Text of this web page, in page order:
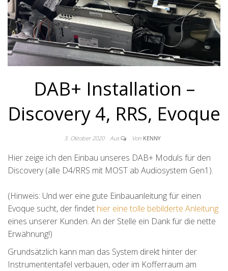
DAB+ Installation –
Discovery 4, RRS, Evoque
3. Oktober 2020 Aus Von KENNY
Hier zeige ich den Einbau unseres DAB+ Moduls für den
Discovery (alle D4/RRS mit MOST ab Audiosystem Gen1).
(Hinweis: Und wer eine gute Einbauanleitung für einen
Evoque sucht, der findet hier eine tolle bebilderte Anleitung
eines unserer Kunden. An der Stelle ein Dank für die nette
Erwähnung!)
Grundsätzlich kann man das System direkt hinter der
Instrumententafel verbauen, oder im Kofferraum am